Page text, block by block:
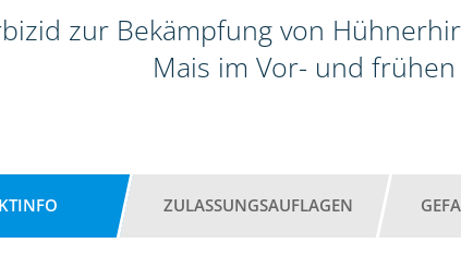
zur Bekämpfung von
Mais im Vor- und
ZULASSUNGSAUFLAGEN